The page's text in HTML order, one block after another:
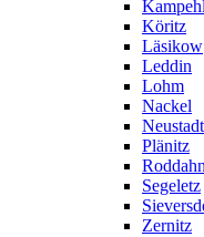
Kampehl
Köritz
Läsikow
Leddin
Lohm
Nackel
Neustadt
Plänitz
Roddahn
Segeletz
Zernitz